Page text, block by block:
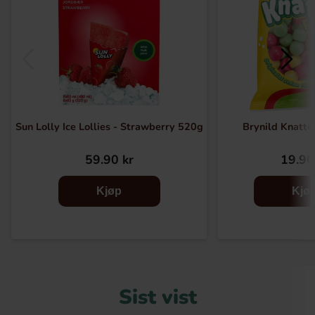
Sun Lolly Ice Lollies - Strawberry 520g
59.90 kr
Kjøp
Brynild
Sist vist